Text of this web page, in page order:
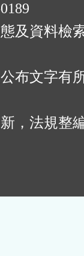
及資料檢
布文字有
，法規整